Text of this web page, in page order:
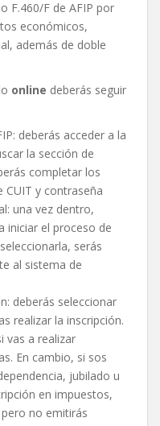
F.460/F de AFIP por
económicos,
además de doble
online deberás seguir
deberás acceder a la
la sección de
completar los
y contraseña
una vez dentro,
iniciar el proceso de
serás
al sistema de
deberás seleccionar
realizar la inscripción.
vas a realizar
En cambio, si sos
jubilado u
en impuestos,
no emitirás